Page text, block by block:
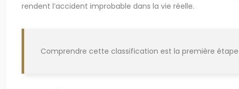
rendent l’accident improbable dans la vie réelle.
Comprendre cette classification est la première étape